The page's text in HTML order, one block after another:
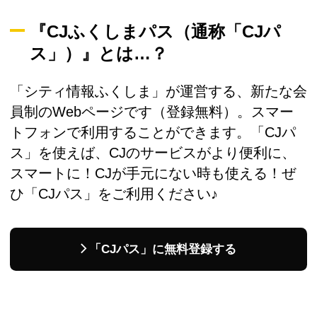
『CJふくしまパス（通称「CJパ
ス」）』とは…？
「シティ情報ふくしま」が運営する、新たな会
員制のWebページです（登録無料）。スマー
トフォンで利用することができます。「CJパ
ス」を使えば、CJのサービスがより便利に、
スマートに！CJが手元にない時も使える！ぜ
ひ「CJパス」をご利用ください♪
「CJパス」に無料登録する